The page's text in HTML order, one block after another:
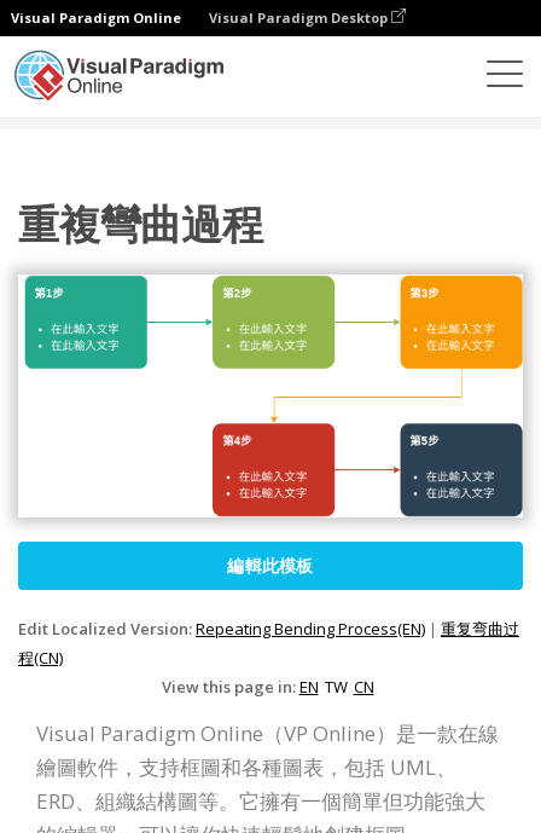
Visual Paradigm Online Visual Paradigm Desktop
重複彎曲過程
編輯此模板
Edit Localized Version:Repeating Bending Process(EN) | 重复弯曲过
程(CN)
View this page in:EN TW CN
Visual Paradigm Online（VP Online）是一款在線
繪圖軟件，支持框圖和各種圖表，包括 UML、
ERD、組織結構圖等。它擁有一個簡單但功能強大